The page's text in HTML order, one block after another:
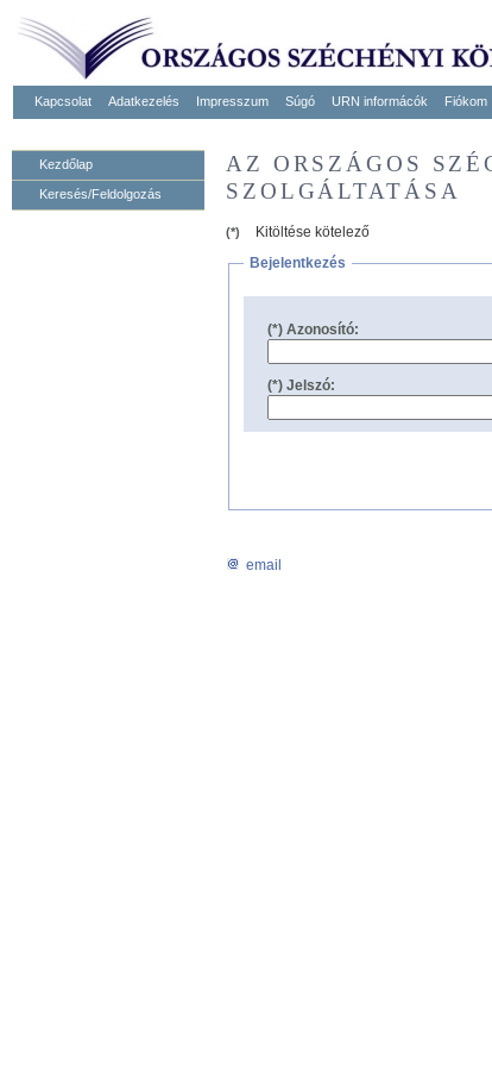
Kapcsolat Adatkezelés Impresszum Súgó URN informácók Fiókom
Kezdőlap
Keresés/Feldolgozás
AZ ORSZÁGOS
SZOLGÁLTATÁSA
(*)
Kitöltése kötelező
Bejelentkezés
(*) Azonosító:
(*) Jelszó:
email